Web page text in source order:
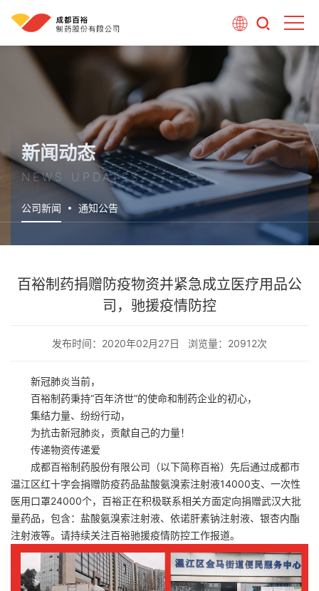
新闻动态
NEWS UPDATES
公司新闻 通知公告
百裕制药捐赠防疫物资并紧急成立医疗用品公
司，驰援疫情防控
发布时间：2020年02月27日 浏览量：20912次
新冠肺炎当前，
百裕制药秉持“百年济世”的使命和制药企业的初心，
集结力量、纷纷行动，
为抗击新冠肺炎，贡献自己的力量！
传递物资传递爱
成都百裕制药股份有限公司（以下简称百裕）先后通过成都市
温江区红十字会捐赠防疫药品盐酸氨溴索注射液14000支、一次性
医用口罩24000个，百裕正在积极联系相关方面定向捐赠武汉大批
量药品，包含：盐酸氨溴索注射液、依诺肝素钠注射液、银杏内酯
注射液等。请持续关注百裕驰援疫情防控工作报道。